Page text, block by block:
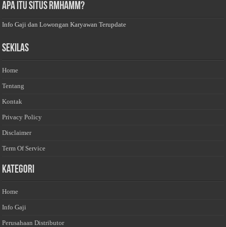
Apa Itu Situs Rmhamm?
Info Gaji dan Lowongan Karyawan Terupdate
Sekilas
Home
Tentang
Kontak
Privacy Policy
Disclaimer
Term Of Service
Kategori
Home
Info Gaji
Perusahaan Distributor